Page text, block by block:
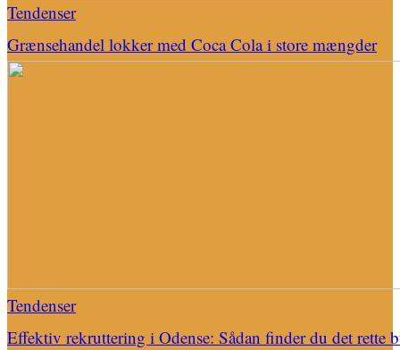
Tendenser
Grænsehandel lokker med Coca Cola i store mængder
Tendenser
Effektiv rekruttering i Odense: Sådan finder du det rette